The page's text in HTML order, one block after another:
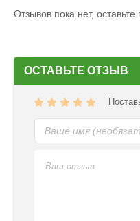
Отзывов пока нет, оставьте
ОСТАВЬТЕ ОТЗЫВ